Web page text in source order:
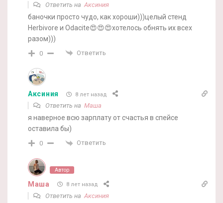
Ответить на Аксиния
баночки просто чудо, как хороши)))целый стенд
Herbivore и Odacite😍😍😍хотелось обнять их всех
разом)))
0 Ответить
Аксиния 8 лет назад
Ответить на Маша
я наверное всю зарплату от счастья в спейсе
оставила бы)
0 Ответить
Автор
Маша 8 лет назад
Ответить на Аксиния